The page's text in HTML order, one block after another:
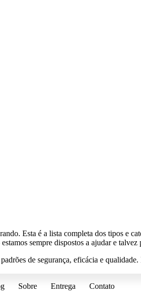
Esta é a lista completa dos tipos e
sempre dispostos a ajudar e
de segurança, eficácia e
Sobre Entrega Contato